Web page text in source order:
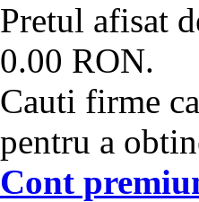
Pretul afisat
0.00 RON.
Cauti firme
pentru a
Cont